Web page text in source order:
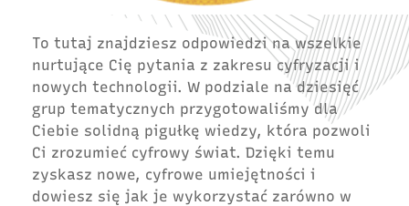
To tutaj znajdziesz odpowiedzi na wszelkie
nurtujące Cię pytania z zakresu cyfryzacji i
nowych technologii. W podziale na dziesięć
grup tematycznych przygotowaliśmy dla
Ciebie solidną pigułkę wiedzy, która pozwoli
Ci zrozumieć cyfrowy świat. Dzięki temu
zyskasz nowe, cyfrowe umiejętności i
dowiesz się jak je wykorzystać zarówno w